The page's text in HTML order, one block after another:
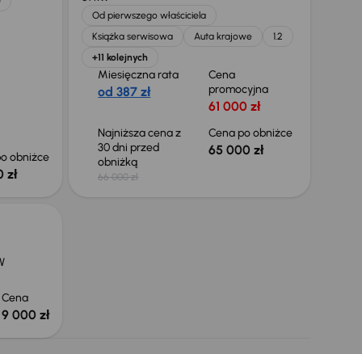
obniżce
zł
Od pierwszego właściciela
Książka serwisowa
Auta krajowe
1.2
+11 kolejnych
Miesięczna rata
od 387 zł
Cena
promocyjna
61 000 zł
Najniższa cena z
30 dni przed
obniżką
66 000 zł
Cena po obniżce
65 000 zł
Cena
9 000 zł